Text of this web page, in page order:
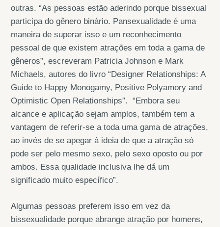
outras. “As pessoas estão aderindo porque bissexual
participa do gênero binário. Pansexualidade é uma
maneira de superar isso e um reconhecimento
pessoal de que existem atrações em toda a gama de
gêneros”, escreveram Patricia Johnson e Mark
Michaels, autores do livro “Designer Relationships: A
Guide to Happy Monogamy, Positive Polyamory and
Optimistic Open Relationships”. “Embora seu
alcance e aplicação sejam amplos, também tem a
vantagem de referir-se a toda uma gama de atrações,
ao invés de se apegar à ideia de que a atração só
pode ser pelo mesmo sexo, pelo sexo oposto ou por
ambos. Essa qualidade inclusiva lhe dá um
significado muito específico”.
Algumas pessoas preferem isso em vez da
bissexualidade porque abrange atração por homens,